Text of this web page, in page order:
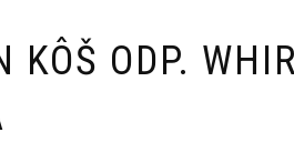
KÔŠ ODP.